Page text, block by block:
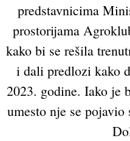
predstavnicima
prostorijama
kako bi se rešila
i dali predlozi kako
2023. godine. Iako je
umesto nje se